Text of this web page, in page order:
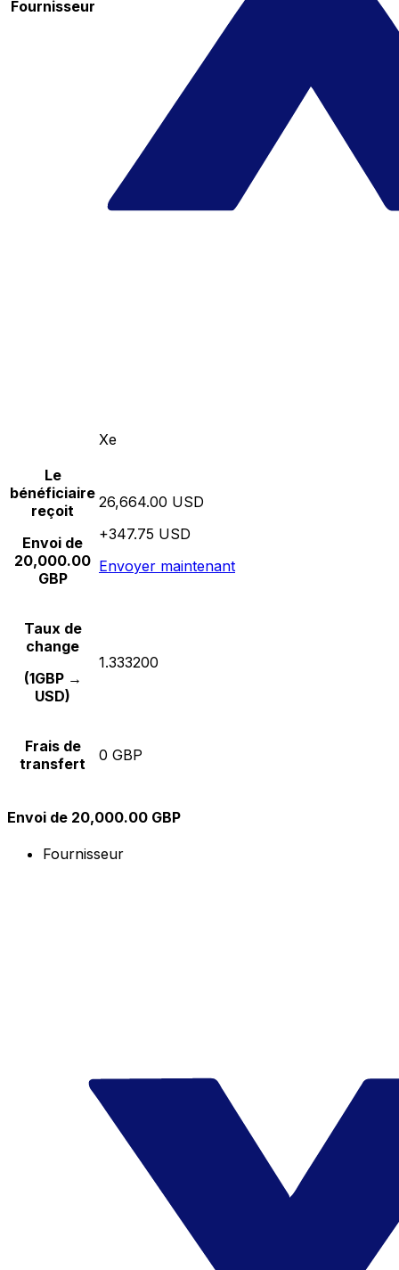
Fournisseur
Xe
Le
bénéficiaire
reçoit
Envoi de
20,000.00
GBP
26,664.00 USD
+347.75 USD
Envoyer maintenant
Taux de
change
(1GBP →
USD)
1.333200
Frais de
transfert
0 GBP
Envoi de 20,000.00 GBP
Fournisseur